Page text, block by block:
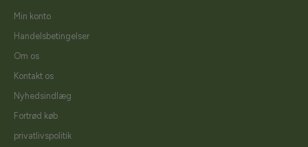
Min konto
Handelsbetingelser
Om os
Kontakt os
Nyhedsindlæg
Fortrød køb
privatlivspolitik